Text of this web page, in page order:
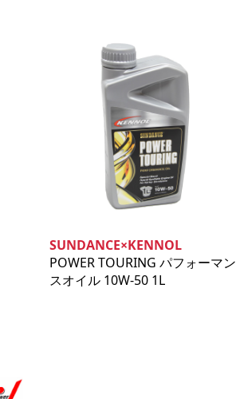
SUNDANCE×KENNOL
POWER TOURING パフォーマン
スオイル 10W‐50 1L